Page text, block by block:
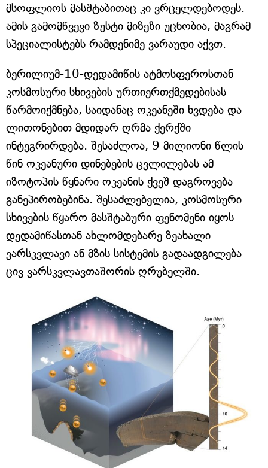
მსოფლიოს მასშტაბითაც კი ვრცელდებოდეს.
ამის გამომწვევი ზუსტი მიზეზი უცნობია, მაგრამ
სპეციალისტებს რამდენიმე ვარაუდი აქვთ.
ბერილიუმ-10-დედამიწის ატმოსფეროსთან
კოსმოსური სხივების ურთიერთქმედებისას
წარმოიქმნება, საიდანაც ოკეანეში ხვდება და
ლითონებით მდიდარ ღრმა ქერქში
ინტეგრირდება. შესაძლოა, 9 მილიონი წლის
წინ ოკეანური დინებების ცვლილებას ამ
იზოტოპის წყნარი ოკეანის ქვეშ დაგროვება
განეპირობებინა. შესაძლებელია, კოსმოსური
სხივების წყარო მასშტაბური ფენომენი იყოს —
დედამიწასთან ახლომდებარე ზეახალი
ვარსკვლავი ან მზის სისტემის გადაადგილება
ცივ ვარსკვლავთაშორის ღრუბელში.